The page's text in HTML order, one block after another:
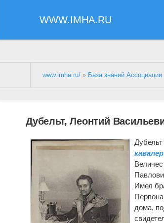
saperu/head.php"}
WWW.IMHA.RU
www.imha.ru/ » База знаний Ассоциации
Дубельт, Леонтий
Имел
дома,